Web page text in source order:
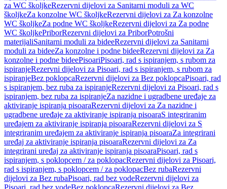
za WC školjkeRezervni dijelovi za Sanitarni moduli za WC
školjkeZa konzolne WC školjkeRezervni dijelovi za Za konzolne
WC školjkeZa podne WC školjkeRezervni dijelovi za Za podne
WC školjkePriborRezervni dijelovi za PriborPotrošni
materijaliSanitarni moduli za bideeRezervni dijelovi za Sanitarni
moduli za bideeZa konzolne i podne bideeRezervni dijelovi za Za
konzolne i podne bideePisoariPisoari, rad s ispiranjem, s rubom za
ispiranjeRezervni dijelovi za Pisoari, rad s ispiranjem, s rubom za
ispiranjeBez poklopcaRezervni dijelovi za Bez poklopcaPisoari, rad
s ispiranjem, bez ruba za ispiranjeRezervni dijelovi za Pisoari, rad s
ispiranjem, bez ruba za ispiranjeZa nazidne i ugradbene uređaje za
aktiviranje ispiranja pisoaraRezervni dijelovi za Za nazidne i
ugradbene uređaje za aktiviranje ispiranja pisoaraS integriranim
uređajem za aktiviranje ispiranja pisoaraRezervni dijelovi za S
integriranim uređajem za aktiviranje ispiranja pisoaraZa integrirani
uređaj za aktiviranje ispiranja pisoaraRezervni dijelovi za Za
integrirani uređaj za aktiviranje ispiranja pisoaraPisoari, rad s
ispiranjem, s poklopcem / za poklopacRezervni dijelovi za Pisoari,
rad s ispiranjem, s poklopcem / za poklopacBez rubaRezervni
dijelovi za Bez rubaPisoari, rad bez vodeRezervni dijelovi za
Pisoari, rad bez vodeBez poklopcaRezervni dijelovi za Bez